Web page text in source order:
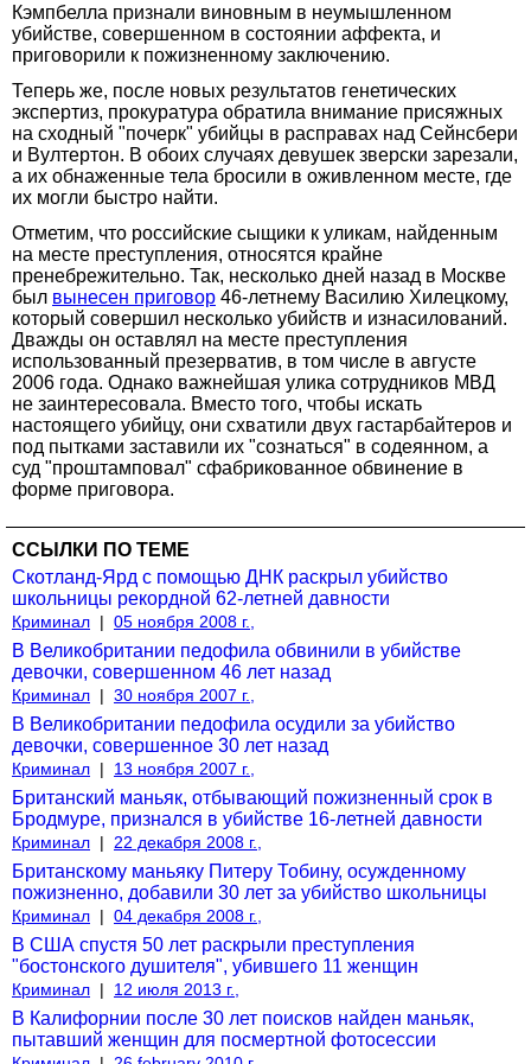
Кэмпбелла признали виновным в неумышленном
убийстве, совершенном в состоянии аффекта, и
приговорили к пожизненному заключению.
Теперь же, после новых результатов генетических
экспертиз, прокуратура обратила внимание присяжных
на сходный "почерк" убийцы в расправах над Сейнсбери
и Вултертон. В обоих случаях девушек зверски зарезали,
а их обнаженные тела бросили в оживленном месте, где
их могли быстро найти.
Отметим, что российские сыщики к уликам, найденным
на месте преступления, относятся крайне
пренебрежительно. Так, несколько дней назад в Москве
был вынесен приговор 46-летнему Василию Хилецкому,
который совершил несколько убийств и изнасилований.
Дважды он оставлял на месте преступления
использованный презерватив, в том числе в августе
2006 года. Однако важнейшая улика сотрудников МВД
не заинтересовала. Вместо того, чтобы искать
настоящего убийцу, они схватили двух гастарбайтеров и
под пытками заставили их "сознаться" в содеянном, а
суд "проштамповал" сфабрикованное обвинение в
форме приговора.
ССЫЛКИ ПО ТЕМЕ
Скотланд-Ярд с помощью ДНК раскрыл убийство
школьницы рекордной 62-летней давности
Криминал | 05 ноября 2008 г.,
В Великобритании педофила обвинили в убийстве
девочки, совершенном 46 лет назад
Криминал | 30 ноября 2007 г.,
В Великобритании педофила осудили за убийство
девочки, совершенное 30 лет назад
Криминал | 13 ноября 2007 г.,
Британский маньяк, отбывающий пожизненный срок в
Бродмуре, признался в убийстве 16-летней давности
Криминал | 22 декабря 2008 г.,
Британскому маньяку Питеру Тобину, осужденному
пожизненно, добавили 30 лет за убийство школьницы
Криминал | 04 декабря 2008 г.,
В США спустя 50 лет раскрыли преступления
"бостонского душителя", убившего 11 женщин
Криминал | 12 июля 2013 г.,
В Калифорнии после 30 лет поисков найден маньяк,
пытавший женщин для посмертной фотосессии